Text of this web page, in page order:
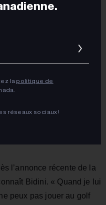
l’annonce récente de la
Bidini. « Quand je lui
peux pas jouer au golf
la politique de
réseaux sociaux!